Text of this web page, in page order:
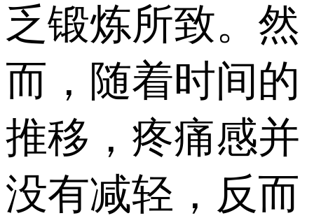
乏锻炼所致。然
而，随着时间的
推移，疼痛感并
没有减轻，反而